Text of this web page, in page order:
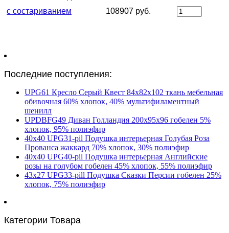
с состариванием
108907 руб.
Последние поступления:
UPG61 Кресло Серый Квест 84х82х102 ткань мебельная
обивочная 60% хлопок, 40% мультифиламентный
шенилл
UPDBFG49 Диван Голландия 200х95х96 гобелен 5%
хлопок, 95% полиэфир
40х40 UPG31-pil Подушка интерьерная Голубая Роза
Прованса жаккард 70% хлопок, 30% полиэфир
40х40 UPG40-pil Подушка интерьерная Английские
розы на голубом гобелен 45% хлопок, 55% полиэфир
43х27 UPG33-pill Подушка Сказки Персии гобелен 25%
хлопок, 75% полиэфир
Категории Товара